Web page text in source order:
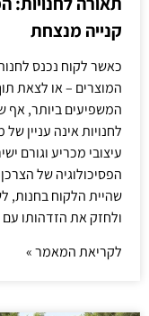
קנייה מנצחת
כאשר לקוח נכנס
המוצרים – או לצאת
המשפיעים ביותר, אף
לחנויות אינה עניין
עיצובי מכריע וגורם
הפסיכולוגיה של
שהיית הלקוח בחנות,
ולחזק את הזדהותו
לקריאת המאמר »